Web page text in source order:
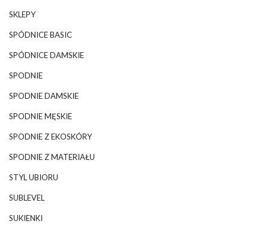
SKLEPY
SPÓDNICE BASIC
SPÓDNICE DAMSKIE
SPODNIE
SPODNIE DAMSKIE
SPODNIE MĘSKIE
SPODNIE Z EKOSKÓRY
SPODNIE Z MATERIAŁU
STYL UBIORU
SUBLEVEL
SUKIENKI